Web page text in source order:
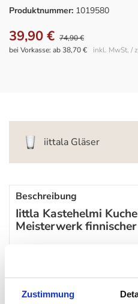
Zustimmung
Produktnummer: 1019580
39,90 € 74,90 €
inkl. MwSt. /
bei Vorkasse: ab 38,70 €
iittala Gläser
Beschreibung
Iittla Kastehelmi
Meisterwerk
Kastehelmi
Gebrauchsgegenstand.
Platte die Magie von